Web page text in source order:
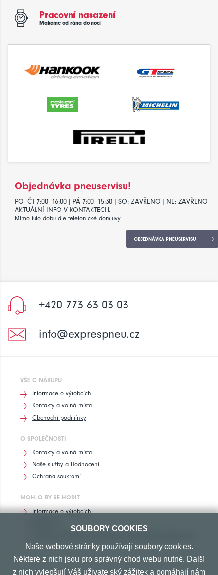
Pracovní nasazení
Makáme od rána do noci
Objednávka pneuservisu!
PO–ČT 7:00–16:00 | PÁ 7:00–15:30 | SO: ZAVŘENO | NE: ZAVŘENO -
AKTUÁLNÍ INFO V KONTAKTECH.
Mimo tuto dobu dle telefonické domluvy.
OBJEDNÁVKA PNEUSERVISU
+420 773 63 03 03
info@exprespneu.cz
VŠE O NÁKUPU
Informace o výrobcích
Kontakty a volná místa
Obchodní podmínky
O SPOLEČNOSTI
Kontakty a volná místa
Naše služby a Hodnocení
Ochrana soukromí
MOHLO BY SE HODIT
Informace o výrobcích
SOUBORY COOKIES
Naše webové stránky používají soubory cookies.
Některé z nich jsou pro správný chod webu nutné. Další
z nich vylepšují Váš uživatelský zážitek a pomáhají nám